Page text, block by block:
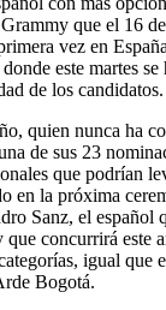
que el 16
vez en
este martes se
de los candidatos.
quien nunca ha
de sus 23
que podrían
en la próxima
Sanz, el español
que concurrirá este
igual que
Bogotá.